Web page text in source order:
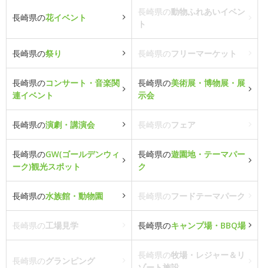
長崎県の花イベント
長崎県の動物ふれあいイベン
ト
長崎県の祭り 長崎県のフリーマーケット
長崎県のコンサート・音楽関
連イベント
長崎県の美術展・博物展・展
示会
長崎県の演劇・講演会 長崎県のフェア
長崎県のGW(ゴールデンウィ
ーク)観光スポット
長崎県の遊園地・テーマパー
ク
長崎県の水族館・動物園 長崎県のフードテーマパーク
長崎県の工場見学 長崎県のキャンプ場・BBQ場
長崎県のグランピング
長崎県の牧場・レジャー＆リ